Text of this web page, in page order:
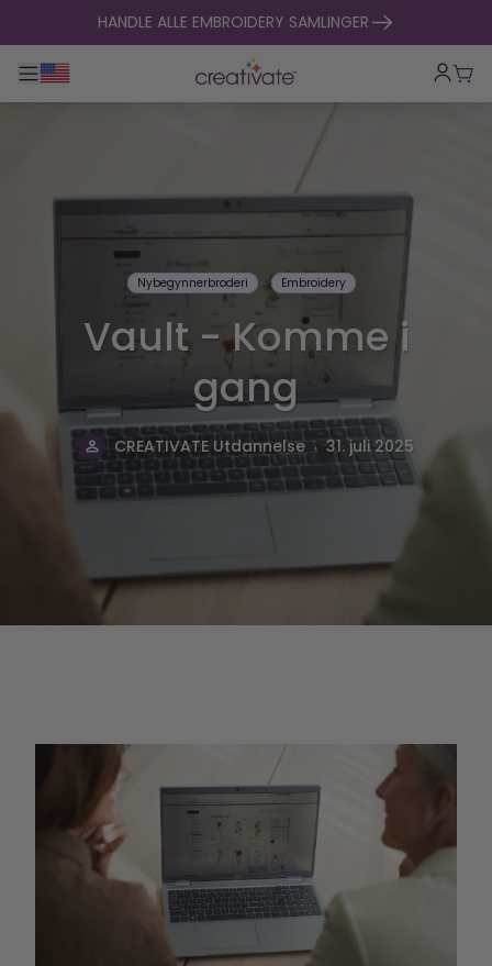
hopp til innholdHANDLE ALLE EMBROIDERY SAMLINGER
Veksle hovednavigasjon
Nybegynnerbroderi Embroidery
Vault - Komme i
gang
CREATIVATE Utdannelse . 31. juli 2025